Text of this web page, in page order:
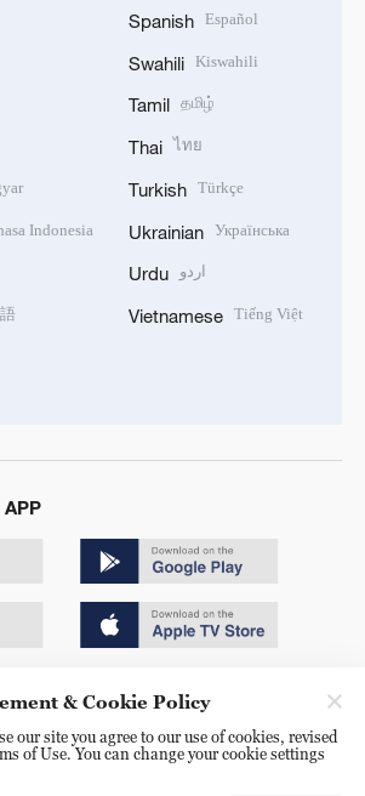
Indonesia
Spanish Español
Swahili Kiswahili
Tamil தமிழ்
Thai ไทย
Turkish Türkçe
Ukrainian Українська
Urdu اردو
Vietnamese Tiếng Việt
APP
号
& Cookie Policy
our site you agree to our use of cookies, revised
of Use. You can change your cookie settings